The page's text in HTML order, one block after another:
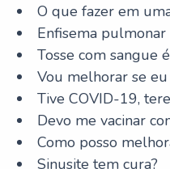
O que fazer em
Enfisema
Tosse com sangue
Vou melhorar se
Tive COVID-19,
Devo me vacinar
Como posso
Sinusite tem cura?